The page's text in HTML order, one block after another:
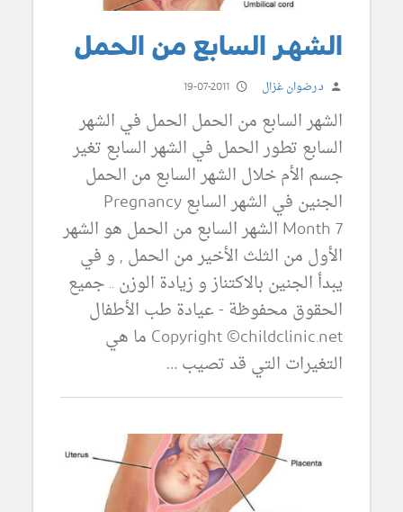
الشهر السابع من الحمل
د.رضوان غزال 19-07-2011
الشهر السابع من الحمل الحمل في الشهر
السابع تطور الحمل في الشهر السابع تغير
جسم الأم خلال الشهر السابع من الحمل
الجنين في الشهر السابع Pregnancy
Month 7 الشهر السابع من الحمل هو الشهر
الأول من الثلث الأخير من الحمل , و في
يبدأ الجنين بالاكتناز و زيادة الوزن .. جميع
الحقوق محفوظة - عيادة طب الأطفال
Copyright ©childclinic.net ما هي
التغيرات التي قد تصيب …